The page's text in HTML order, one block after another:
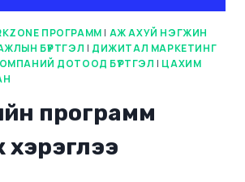
ПРОГРАММ | АЖ АХУЙ НЭГЖИН
БҮРТГЭЛ | ДИЖИТАЛ МАРКЕТИНГ
ДОТООД БҮРТГЭЛ | ЦАХИМ
программ